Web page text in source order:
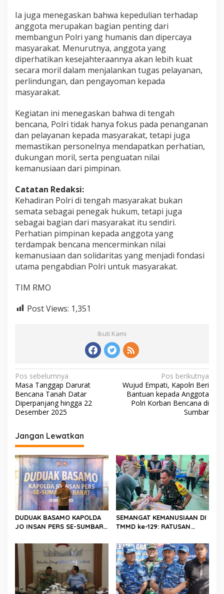
Ia juga menegaskan bahwa kepedulian terhadap
anggota merupakan bagian penting dari
membangun Polri yang humanis dan dipercaya
masyarakat. Menurutnya, anggota yang
diperhatikan kesejahteraannya akan lebih kuat
secara moril dalam menjalankan tugas pelayanan,
perlindungan, dan pengayoman kepada
masyarakat.
Kegiatan ini menegaskan bahwa di tengah
bencana, Polri tidak hanya fokus pada penanganan
dan pelayanan kepada masyarakat, tetapi juga
memastikan personelnya mendapatkan perhatian,
dukungan moril, serta penguatan nilai
kemanusiaan dari pimpinan.
Catatan Redaksi:
Kehadiran Polri di tengah masyarakat bukan
semata sebagai penegak hukum, tetapi juga
sebagai bagian dari masyarakat itu sendiri.
Perhatian pimpinan kepada anggota yang
terdampak bencana mencerminkan nilai
kemanusiaan dan solidaritas yang menjadi fondasi
utama pengabdian Polri untuk masyarakat.
TIM RMO
Post Views: 1,351
Ikuti Kami
N
a
v
g
a
s
i
p
o
s
Pos sebelumnya
Masa Tanggap Darurat
Bencana Tanah Datar
Diperpanjang hingga 22
Desember 2025
Pos berikutnya
Wujud Empati, Kapolri Beri
Bantuan kepada Anggota
Polri Korban Bencana di
Sumbar
Jangan Lewatkan
DUDUAK BASAMO KAPOLDA
JO INSAN PERS SE-SUMBAR,
Abadhy Dorong Kolaborasi
Polri dan Media Demi
Kepentingan Masyarakat
SEMANGAT KEMANUSIAAN DI
TMMD ke-129: RATUSAN
KEBUTUHAAN STOK DARAH